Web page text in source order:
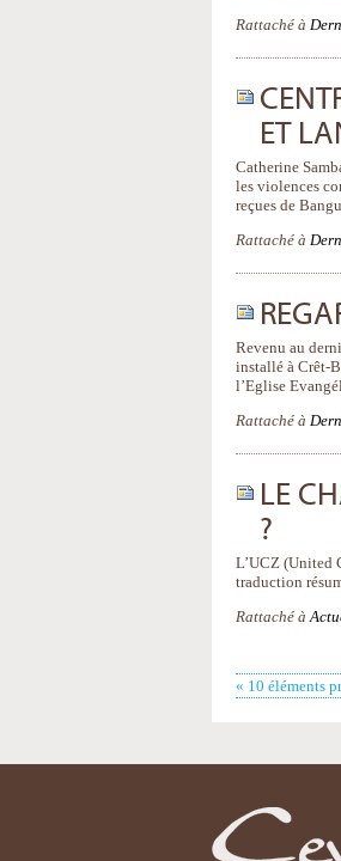
Rattaché à
ET
Catherine
les violences
reçues de
Rattaché à
Revenu au
installé à Crêt-
l’Eglise
Rattaché à
LE
?
L’UCZ (United
traduction
Rattaché à
« 10 éléments